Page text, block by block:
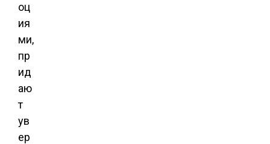
оц
ия
ми,
пр
ид
аю
т
ув
ер